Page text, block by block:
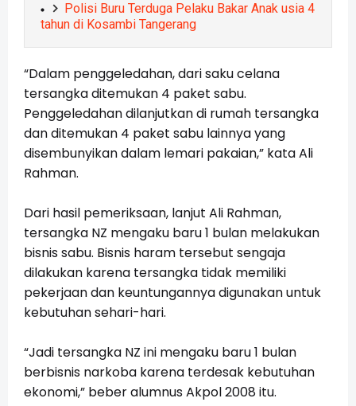
Polisi Buru Terduga Pelaku Bakar Anak usia 4
tahun di Kosambi Tangerang
“Dalam penggeledahan, dari saku celana
tersangka ditemukan 4 paket sabu.
Penggeledahan dilanjutkan di rumah tersangka
dan ditemukan 4 paket sabu lainnya yang
disembunyikan dalam lemari pakaian,” kata Ali
Rahman.
Dari hasil pemeriksaan, lanjut Ali Rahman,
tersangka NZ mengaku baru 1 bulan melakukan
bisnis sabu. Bisnis haram tersebut sengaja
dilakukan karena tersangka tidak memiliki
pekerjaan dan keuntungannya digunakan untuk
kebutuhan sehari-hari.
“Jadi tersangka NZ ini mengaku baru 1 bulan
berbisnis narkoba karena terdesak kebutuhan
ekonomi,” beber alumnus Akpol 2008 itu.